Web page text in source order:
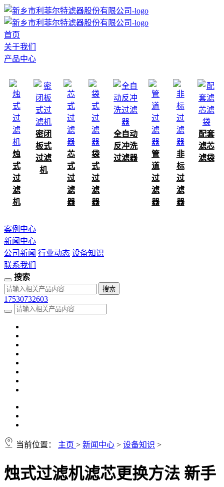
首页
关于我们
产品中心
烛
式
过
滤
机
密闭
板式
过滤
机
芯
式
过
滤
器
袋
式
过
滤
器
全自动
反冲洗
过滤器
管
道
过
滤
器
非
标
过
滤
器
配套
滤芯
滤袋
案例中心
新闻中心
公司新闻 行业动态 设备知识
联系我们
搜索
17530732603
当前位置： 主页 > 新闻中心 > 设备知识 >
烛式过滤机滤芯更换方法 新手